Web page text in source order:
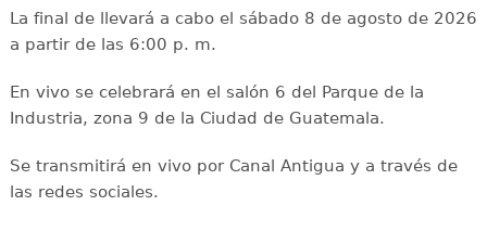
La final de llevará a cabo el sábado 8 de agosto de 2026
a partir de las 6:00 p. m.
En vivo se celebrará en el salón 6 del Parque de la
Industria, zona 9 de la Ciudad de Guatemala.
Se transmitirá en vivo por Canal Antigua y a través de
las redes sociales.